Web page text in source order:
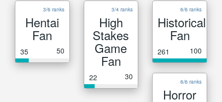
3/6 ranks
Hentai
Fan
35 50
3/4 ranks
High
Stakes
Game
Fan
22 30
6/6 ranks
Historical
Fan
261 100
6/6 ranks
Horror